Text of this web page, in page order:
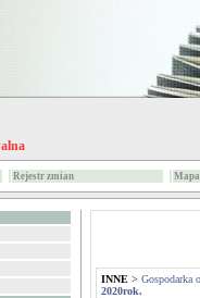
Rejestr zmian
INNE > Gospodarka
2020rok.